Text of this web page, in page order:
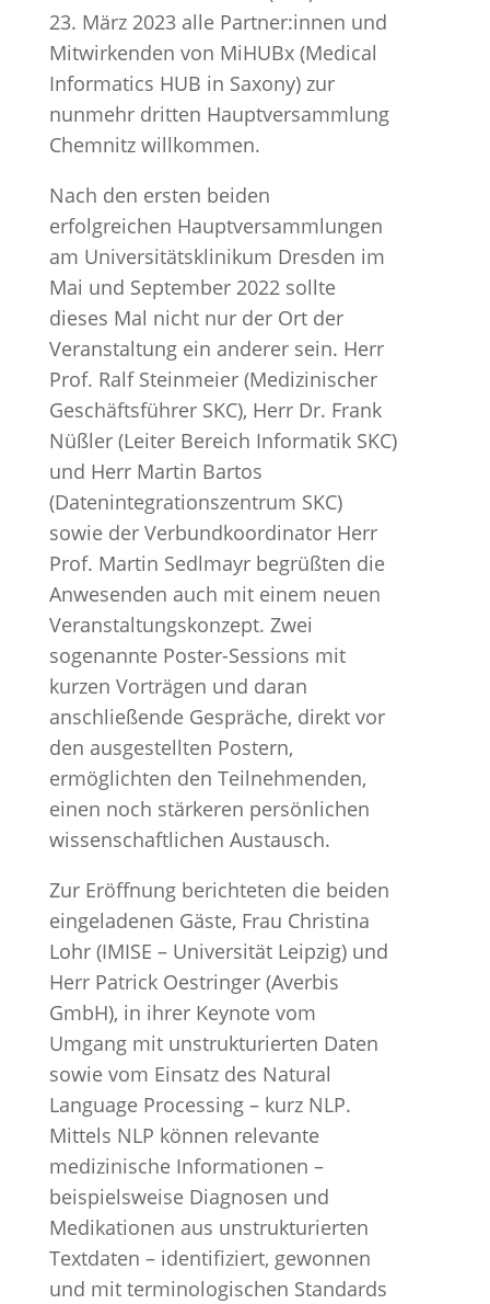
23. März 2023 alle Partner:innen und
Mitwirkenden von MiHUBx (Medical
Informatics HUB in Saxony) zur
nunmehr dritten Hauptversammlung
Chemnitz willkommen.
Nach den ersten beiden
erfolgreichen Hauptversammlungen
am Universitätsklinikum Dresden im
Mai und September 2022 sollte
dieses Mal nicht nur der Ort der
Veranstaltung ein anderer sein. Herr
Prof. Ralf Steinmeier (Medizinischer
Geschäftsführer SKC), Herr Dr. Frank
Nüßler (Leiter Bereich Informatik SKC)
und Herr Martin Bartos
(Datenintegrationszentrum SKC)
sowie der Verbundkoordinator Herr
Prof. Martin Sedlmayr begrüßten die
Anwesenden auch mit einem neuen
Veranstaltungskonzept. Zwei
sogenannte Poster-Sessions mit
kurzen Vorträgen und daran
anschließende Gespräche, direkt vor
den ausgestellten Postern,
ermöglichten den Teilnehmenden,
einen noch stärkeren persönlichen
wissenschaftlichen Austausch.
Zur Eröffnung berichteten die beiden
eingeladenen Gäste, Frau Christina
Lohr (IMISE – Universität Leipzig) und
Herr Patrick Oestringer (Averbis
GmbH), in ihrer Keynote vom
Umgang mit unstrukturierten Daten
sowie vom Einsatz des Natural
Language Processing – kurz NLP.
Mittels NLP können relevante
medizinische Informationen –
beispielsweise Diagnosen und
Medikationen aus unstrukturierten
Textdaten – identifiziert, gewonnen
und mit terminologischen Standards